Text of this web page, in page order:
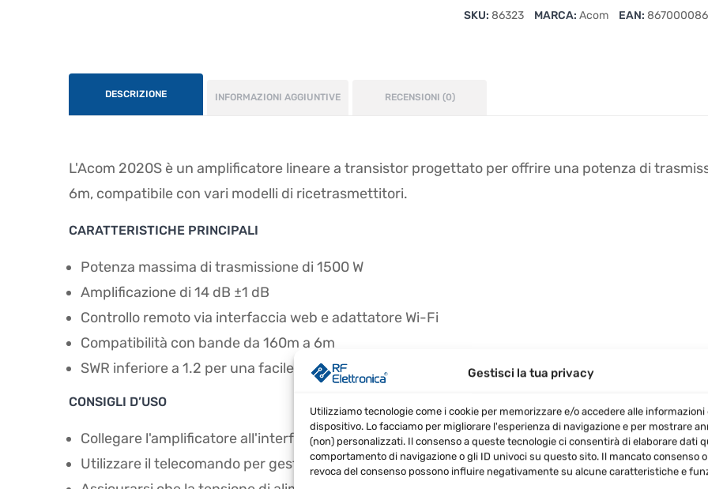
Gestisci la tua privacy
Utilizziamo tecnologie come i cookie per memorizzare e/o accedere alle informazioni
dispositivo. Lo facciamo per migliorare l'esperienza di navigazione e per mostrare
(non) personalizzati. Il consenso a queste tecnologie ci consentirà di elaborare dati
comportamento di navigazione o gli ID univoci su questo sito. Il mancato consenso
revoca del consenso possono influire negativamente su alcune caratteristiche e
Lineare
SKU: 86323 MARCA: Acom EAN:
DESCRIZIONE INFORMAZIONI AGGIUNTIVE RECENSIONI (0)
L'Acom 2020S è un amplificatore lineare a transistor progettato per offrire una potenza di
6m, compatibile con vari modelli di ricetrasmettitori.
CARATTERISTICHE PRINCIPALI
Potenza massima di trasmissione di 1500 W
Amplificazione di 14 dB ±1 dB
Controllo remoto via interfaccia web e adattatore Wi-Fi
Compatibilità con bande da 160m a 6m
SWR inferiore a 1.2 per una facile integrazione con i ricetrasmettitori
CONSIGLI D’USO
Collegare l'amplificatore all'interfaccia CAT del ricetrasmettitore per un monitoraggio
Utilizzare il telecomando per gestire le funzioni attraverso l'ampio display touch